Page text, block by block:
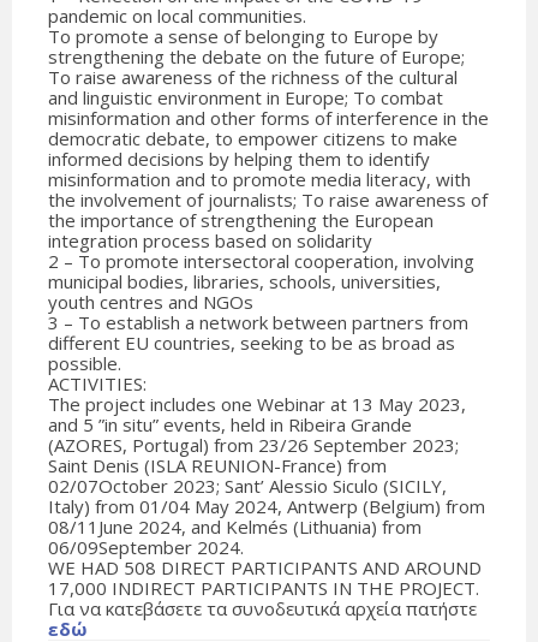
pandemic on local communities.
To promote a sense of belonging to Europe by
strengthening the debate on the future of Europe;
To raise awareness of the richness of the cultural
and linguistic environment in Europe; To combat
misinformation and other forms of interference in the
democratic debate, to empower citizens to make
informed decisions by helping them to identify
misinformation and to promote media literacy, with
the involvement of journalists; To raise awareness of
the importance of strengthening the European
integration process based on solidarity
2 – To promote intersectoral cooperation, involving
municipal bodies, libraries, schools, universities,
youth centres and NGOs
3 – To establish a network between partners from
different EU countries, seeking to be as broad as
possible.
ACTIVITIES:
The project includes one Webinar at 13 May 2023,
and 5 ”in situ” events, held in Ribeira Grande
(AZORES, Portugal) from 23/26 September 2023;
Saint Denis (ISLA REUNION-France) from
02/07October 2023; Sant’ Alessio Siculo (SICILY,
Italy) from 01/04 May 2024, Antwerp (Belgium) from
08/11June 2024, and Kelmés (Lithuania) from
06/09September 2024.
WE HAD 508 DIRECT PARTICIPANTS AND AROUND
17,000 INDIRECT PARTICIPANTS IN THE PROJECT.
Για να κατεβάσετε τα συνοδευτικά αρχεία πατήστε
εδώ